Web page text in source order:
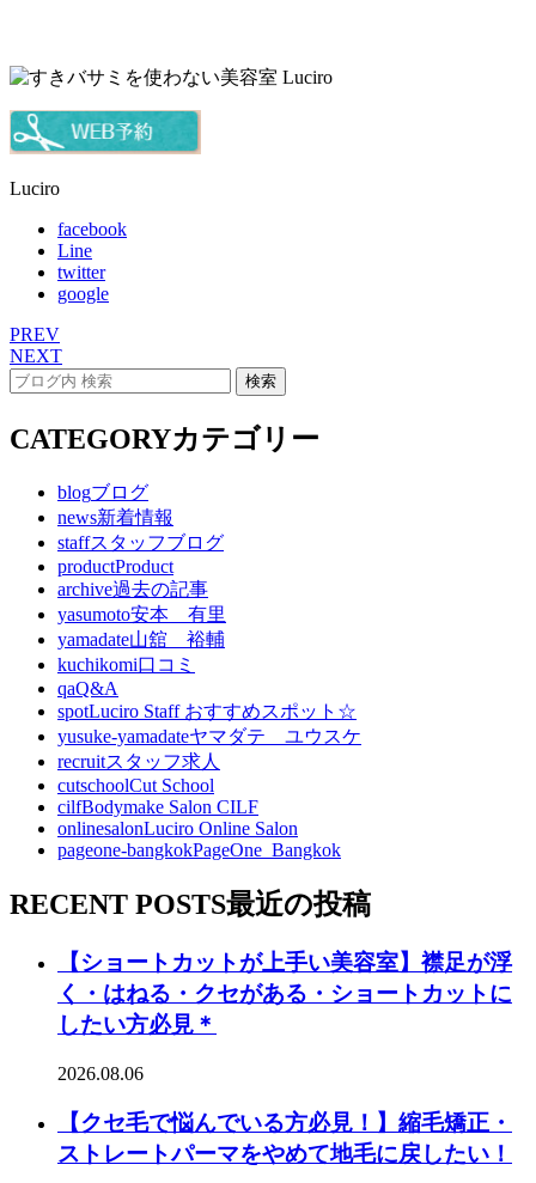
Luciro
facebook
Line
twitter
google
PREV
NEXT
CATEGORYカテゴリー
blogブログ
news新着情報
staffスタッフブログ
productProduct
archive過去の記事
yasumoto安本 有里
yamadate山舘 裕輔
kuchikomi口コミ
qaQ&A
spotLuciro Staff おすすめスポット☆
yusuke-yamadateヤマダテ ユウスケ
recruitスタッフ求人
cutschoolCut School
cilfBodymake Salon CILF
onlinesalonLuciro Online Salon
pageone-bangkokPageOne_Bangkok
RECENT POSTS最近の投稿
【ショートカットが上手い美容室】襟足が浮
く・はねる・クセがある・ショートカットに
したい方必見＊
2026.08.06
【クセ毛で悩んでいる方必見！】縮毛矯正・
ストレートパーマをやめて地毛に戻したい！